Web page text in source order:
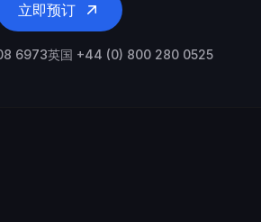
立即预订
6973英国 +44 (0) 800 280 0525